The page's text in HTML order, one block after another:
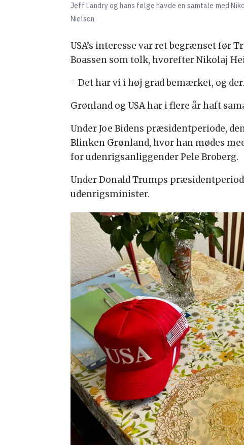
Jeff Landry og hans følge havde en samtale med
Nielsen
USA’s interesse var ret begrænset før
Boassen som tolk, hvorefter Nikolaj
- Det har vi i høj grad bemærket, og
Grønland og USA har i flere år haft
Under Joe Bidens præsidentperiode,
Blinken Grønland, hvor han mødes
for udenrigsanliggender Pele Broberg.
Under Donald Trumps
udenrigsminister.